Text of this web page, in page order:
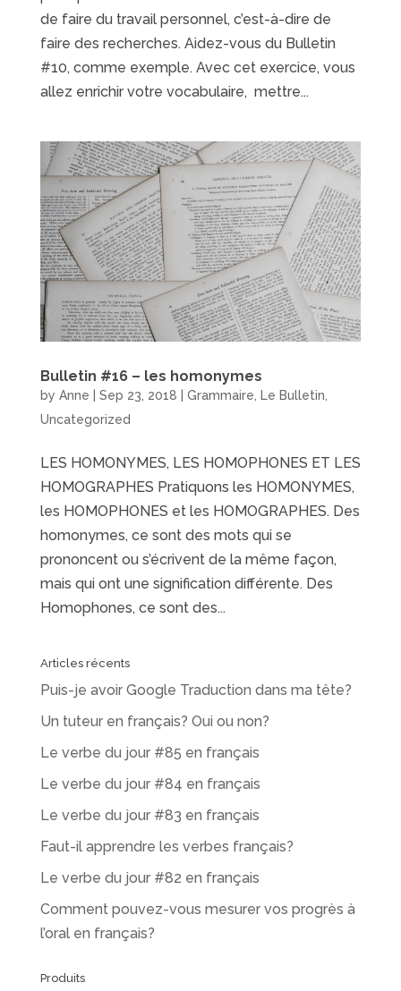
de faire du travail personnel, c’est-à-dire de
faire des recherches. Aidez-vous du Bulletin
#10, comme exemple. Avec cet exercice, vous
allez enrichir votre vocabulaire, mettre...
Bulletin #16 – les homonymes
by Anne Sep 23, 2018 Grammaire Le Bulletin
Uncategorized
LES HOMONYMES, LES HOMOPHONES ET LES
HOMOGRAPHES Pratiquons les HOMONYMES,
les HOMOPHONES et les HOMOGRAPHES. Des
homonymes, ce sont des mots qui se
prononcent ou s’écrivent de la même façon,
mais qui ont une signification différente. Des
Homophones, ce sont des...
Articles récents
Puis-je avoir Google Traduction dans ma tête?
Un tuteur en français? Oui ou non?
Le verbe du jour #85 en français
Le verbe du jour #84 en français
Le verbe du jour #83 en français
Faut-il apprendre les verbes français?
Le verbe du jour #82 en français
Comment pouvez-vous mesurer vos progrès à
l’oral en français?
Produits